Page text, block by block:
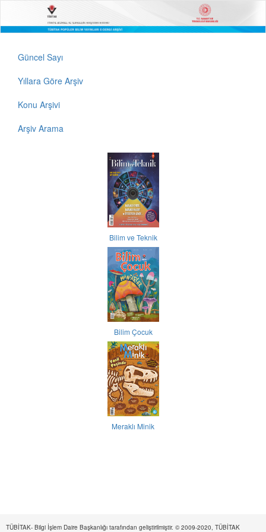
Güncel Sayı
Yıllara Göre Arşiv
Konu Arşivi
Arşiv Arama
Bilim ve Teknik
Bilim Çocuk
Meraklı Minik
TÜBİTAK- Bilgi İşlem Daire Başkanlığı tarafından geliştirilmiştir. © 2009-2020, TÜBİTAK